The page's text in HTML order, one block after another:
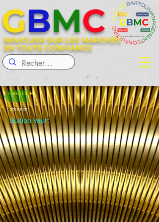
NAVIGUER SUR LES MARCHÉS
EN TOUTE CONFIANCE
GBMC
< RETOUR
26/01/26
Bullion Vault